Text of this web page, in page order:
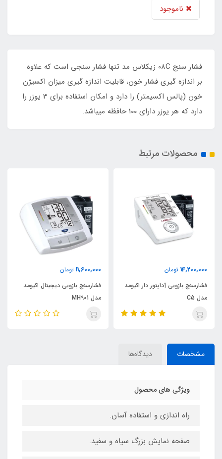
ناموجود
فشار سنج 08C زیکلاس مد تنها فشار سنجی است که علاوه
بر اندازه گیری فشار خون، قابلیت اندازه گیری میزان اکسیژن
خون (پالس اکسیمتر) را دارد و امکان استفاده برای 3 یوزر را
دارد که هر یوزر دارای 100 حافظه میباشد.
محصولات مرتبط
14,200,000 تومان
فشارسنج بازویی آداپتور دار اکیومد
مدل C5
11,600,000 تومان
فشارسنج بازویی دیجیتال اکیومد
مدل MH901
مشخصات دیدگاه‌ها
ویژگی های محصول
راه اندازی و استفاده آسان.
صفحه نمایش بزرگ سیاه و سفید.